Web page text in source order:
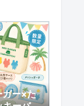
ガー×た